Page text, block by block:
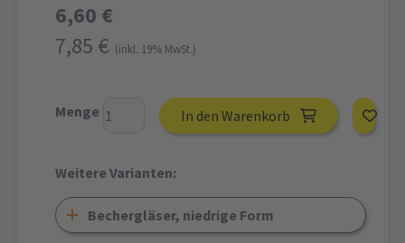
6,60 €
7,85 € (inkl. 19% MwSt.)
Menge In den Warenkorb
Weitere Varianten:
Bechergläser, niedrige Form